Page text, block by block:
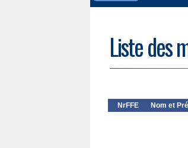
Liste des
NrFFE Nom et